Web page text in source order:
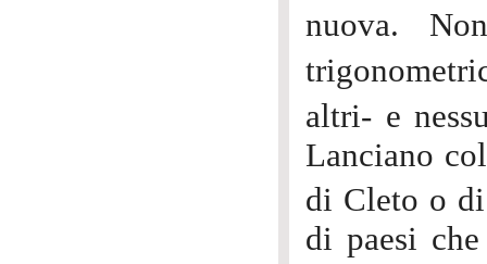
nuova.
altri- e
Lanciano
di Cleto o
di paesi